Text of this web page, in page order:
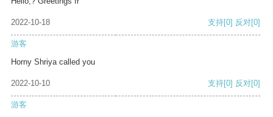
2022-10-18 支持[0] 反对[0]
游客
Horny Shriya called you
2022-10-10 支持[0] 反对[0]
游客